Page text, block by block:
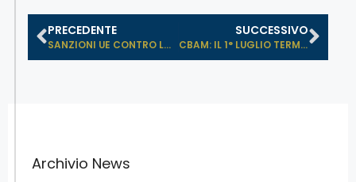
PRECEDENTE
SANZIONI UE CONTRO LA RUSSIA: CAMBI...
SUCCESSIVO
CBAM: IL 1° LUGLIO TERMINA IL PERI...
Archivio News